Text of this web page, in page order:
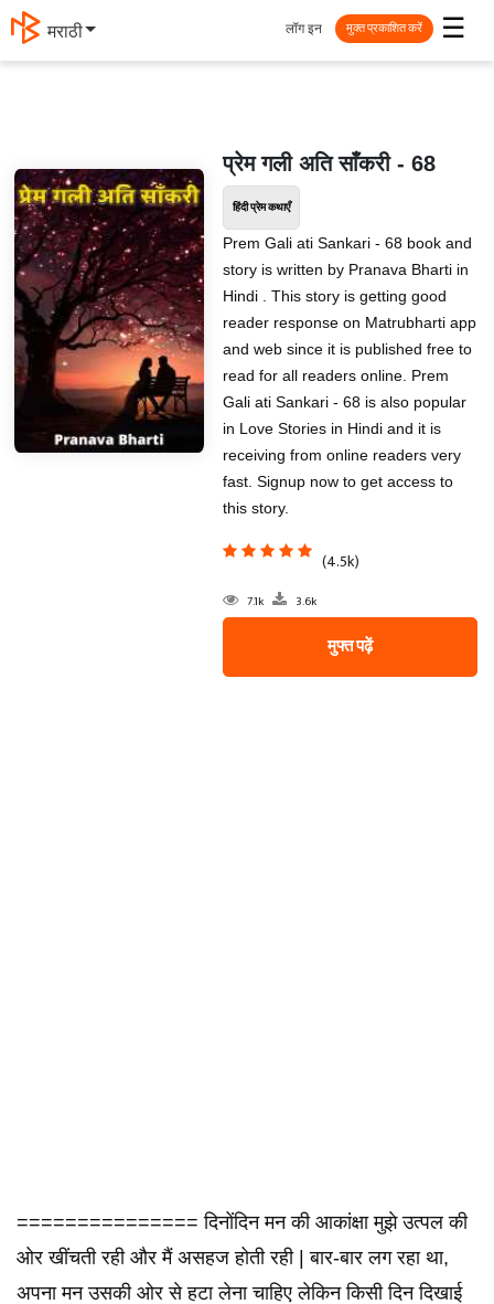
मराठी ☰
लॉग इन मुक्त प्रकाशित करें
प्रेम गली अति साँकरी - 68
हिंदी प्रेम कथाएँ
Prem Gali ati Sankari - 68 book and
story is written by Pranava Bharti in
Hindi . This story is getting good
reader response on Matrubharti app
and web since it is published free to
read for all readers online. Prem
Gali ati Sankari - 68 is also popular
in Love Stories in Hindi and it is
receiving from online readers very
fast. Signup now to get access to
this story.
(4.5k)
7.1k 3.6k
मुफ्त पढ़ें
=============== दिनोंदिन मन की आकांक्षा मुझे उत्पल की
ओर खींचती रही और मैं असहज होती रही | बार-बार लग रहा था,
अपना मन उसकी ओर से हटा लेना चाहिए लेकिन किसी दिन दिखाई